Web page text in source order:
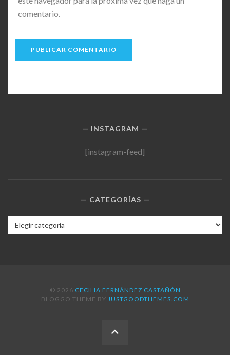
comentario.
INSTAGRAM
[instagram-feed]
CATEGORÍAS
Categorías
© 2026 CECILIA FERNÁNDEZ CASTAÑÓN
BLOGGO THEME BY JUSTGOODTHEMES.COM
BACK